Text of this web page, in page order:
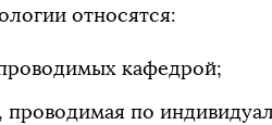
относятся:
кафедрой;
проводимая по